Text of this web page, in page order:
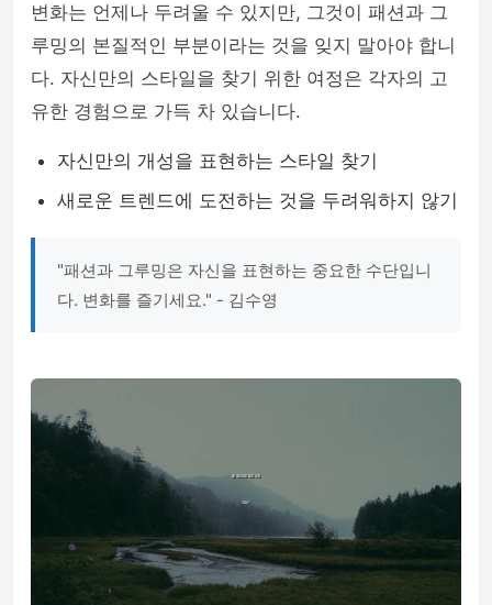
변화는 언제나 두려울 수 있지만, 그것이 패션과 그
루밍의 본질적인 부분이라는 것을 잊지 말아야 합니
다. 자신만의 스타일을 찾기 위한 여정은 각자의 고
유한 경험으로 가득 차 있습니다.
자신만의 개성을 표현하는 스타일 찾기
새로운 트렌드에 도전하는 것을 두려워하지 않기
"패션과 그루밍은 자신을 표현하는 중요한 수단입니
다. 변화를 즐기세요." - 김수영